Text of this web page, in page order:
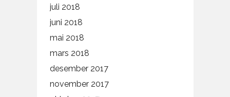
juli 2018
juni 2018
mai 2018
mars 2018
desember 2017
november 2017